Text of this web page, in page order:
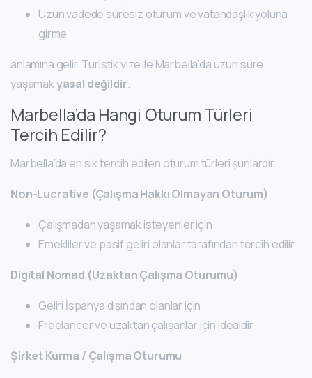
Uzun vadede süresiz oturum ve vatandaşlık yoluna
girme
anlamına gelir. Turistik vize ile Marbella’da uzun süre
yaşamakyasal değildir.
Marbella’da Hangi Oturum Türleri
Tercih Edilir?
Marbella’da en sık tercih edilen oturum türleri şunlardır:
Non-Lucrative (Çalışma Hakkı Olmayan Oturum)
Çalışmadan yaşamak isteyenler için
Emekliler ve pasif geliri olanlar tarafından tercih edilir
Digital Nomad (Uzaktan Çalışma Oturumu)
Geliri İspanya dışından olanlar için
Freelancer ve uzaktan çalışanlar için idealdir
Şirket Kurma / Çalışma Oturumu